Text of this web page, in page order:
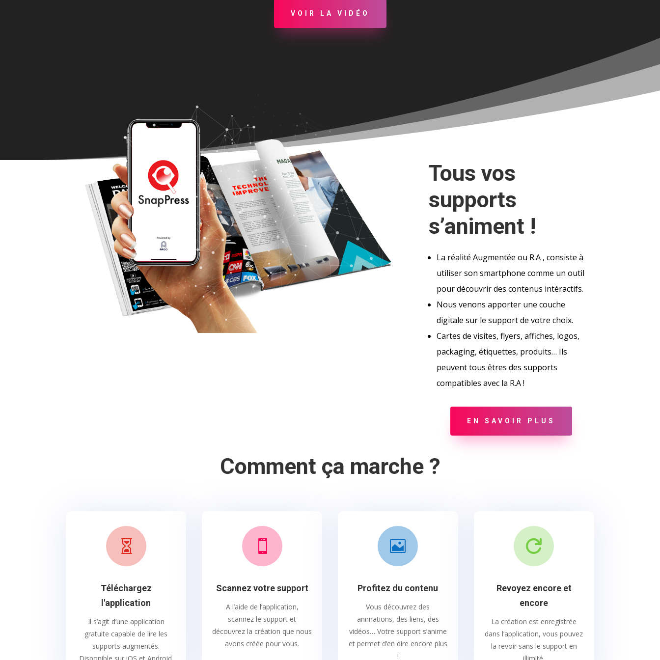
VOIR LA VIDÉO
Tous vos
supports
s’animent !
La réalité Augmentée ou R.A , consiste à
utiliser son smartphone comme un outil
pour découvrir des contenus intéractifs.
Nous venons apporter une couche
digitale sur le support de votre choix.
Cartes de visites, flyers, affiches, logos,
packaging, étiquettes, produits… Ils
peuvent tous êtres des supports
compatibles avec la R.A !
EN SAVOIR PLUS
Comment ça marche ?

Téléchargez
l'application
Il s’agit d’une application
gratuite capable de lire les
supports augmentés.

Scannez votre support
A l’aide de l’application,
scannez le support et
découvrez la création que nous
avons créée pour vous.

Profitez du contenu
Vous découvrez des
animations, des liens, des
vidéos… Votre support s’anime
et permet d’en dire encore plus
!

Revoyez encore et
encore
La création est enregistrée
dans l’application, vous pouvez
la revoir sans le support en